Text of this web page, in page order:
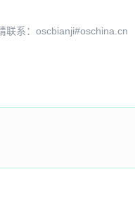
联系：oscbianji#oschina.cn